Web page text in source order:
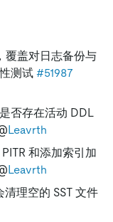
覆盖对日志备份与
测试 #51987
否存在活动 DDL
Leavrth
和添加索引加
Leavrth
理空的 SST 文件